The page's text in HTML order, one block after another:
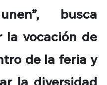
busca
la vocación de
de la feria y